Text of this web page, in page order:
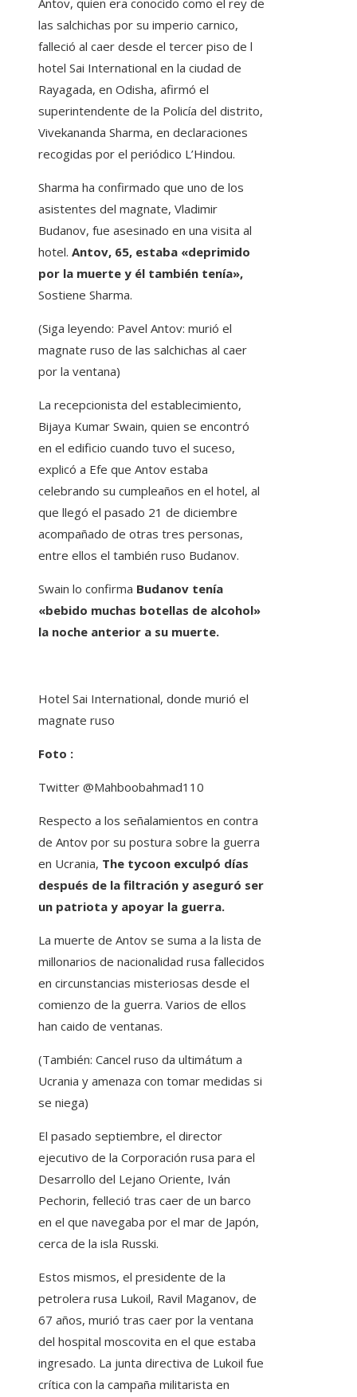
Antov, quien era conocido como el rey de
las salchichas por su imperio carnico,
falleció al caer desde el tercer piso de l
hotel Sai International en la ciudad de
Rayagada, en Odisha, afirmó el
superintendente de la Policía del distrito,
Vivekananda Sharma, en declaraciones
recogidas por el periódico L’Hindou.
Sharma ha confirmado que uno de los
asistentes del magnate, Vladimir
Budanov, fue asesinado en una visita al
hotel. Antov, 65, estaba «deprimido
por la muerte y él también tenía»,
Sostiene Sharma.
(Siga leyendo: Pavel Antov: murió el
magnate ruso de las salchichas al caer
por la ventana)
La recepcionista del establecimiento,
Bijaya Kumar Swain, quien se encontró
en el edificio cuando tuvo el suceso,
explicó a Efe que Antov estaba
celebrando su cumpleaños en el hotel, al
que llegó el pasado 21 de diciembre
acompañado de otras tres personas,
entre ellos el también ruso Budanov.
Swain lo confirma Budanov tenía
«bebido muchas botellas de alcohol»
la noche anterior a su muerte.
Hotel Sai International, donde murió el
magnate ruso
Foto :
Twitter @Mahboobahmad110
Respecto a los señalamientos en contra
de Antov por su postura sobre la guerra
en Ucrania, The tycoon exculpó días
después de la filtración y aseguró ser
un patriota y apoyar la guerra.
La muerte de Antov se suma a la lista de
millonarios de nacionalidad rusa fallecidos
en circunstancias misteriosas desde el
comienzo de la guerra. Varios de ellos
han caido de ventanas.
(También: Cancel ruso da ultimátum a
Ucrania y amenaza con tomar medidas si
se niega)
El pasado septiembre, el director
ejecutivo de la Corporación rusa para el
Desarrollo del Lejano Oriente, Iván
Pechorin, felleció tras caer de un barco
en el que navegaba por el mar de Japón,
cerca de la isla Russki.
Estos mismos, el presidente de la
petrolera rusa Lukoil, Ravil Maganov, de
67 años, murió tras caer por la ventana
del hospital moscovita en el que estaba
ingresado. La junta directiva de Lukoil fue
crítica con la campaña militarista en